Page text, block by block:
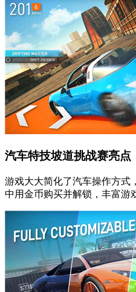
汽车特技坡道挑战赛亮点
游戏大大简化了汽车操作方式
中用金币购买并解锁，丰富游